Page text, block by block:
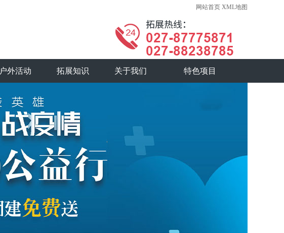
网站首页 XML地图
户外活动 拓展知识 关于我们 特色项目